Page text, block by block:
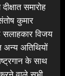
समारोह
कुमार
सलाहकार विजय
अतिथियों
के साथ